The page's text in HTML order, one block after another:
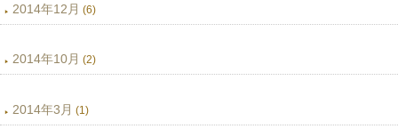
2014年12月 (6)
2014年10月 (2)
2014年3月 (1)